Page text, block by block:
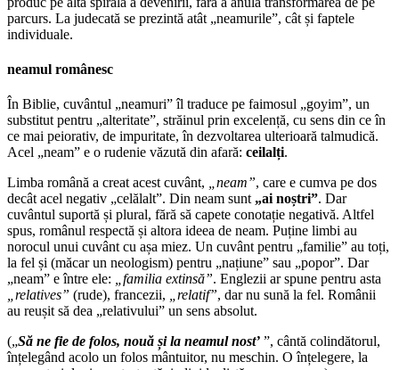
parcurs. La judecată se prezintă atât „neamurile”, cât și faptele
individuale.
neamul românesc
În Biblie, cuvântul „neamuri” îl traduce pe faimosul „goyim”, un
substitut pentru „alteritate”, străinul prin excelență, cu sens din ce în
ce mai peiorativ, de impuritate, în dezvoltarea ulterioară talmudică.
Acel „neam” e o rudenie văzută din afară: ceilalți.
Limba română a creat acest cuvânt, „neam”, care e cumva pe dos
decât acel negativ „celălalt”. Din neam sunt „ai noștri”. Dar
cuvântul suportă și plural, fără să capete conotație negativă. Altfel
spus, românul respectă și altora ideea de neam. Puține limbi au
norocul unui cuvânt cu așa miez. Un cuvânt pentru „familie” au toți,
la fel și (măcar un neologism) pentru „națiune” sau „popor”. Dar
„neam” e între ele: „familia extinsă”. Englezii ar spune pentru asta
„relatives” (rude), francezii, „relatif”, dar nu sună la fel. Românii
au reușit să dea „relativului” un sens absolut.
(„Să ne fie de folos, nouă și la neamul nost’ ”, cântă colindătorul,
înțelegând acolo un folos mântuitor, nu meschin. O înțelegere, la